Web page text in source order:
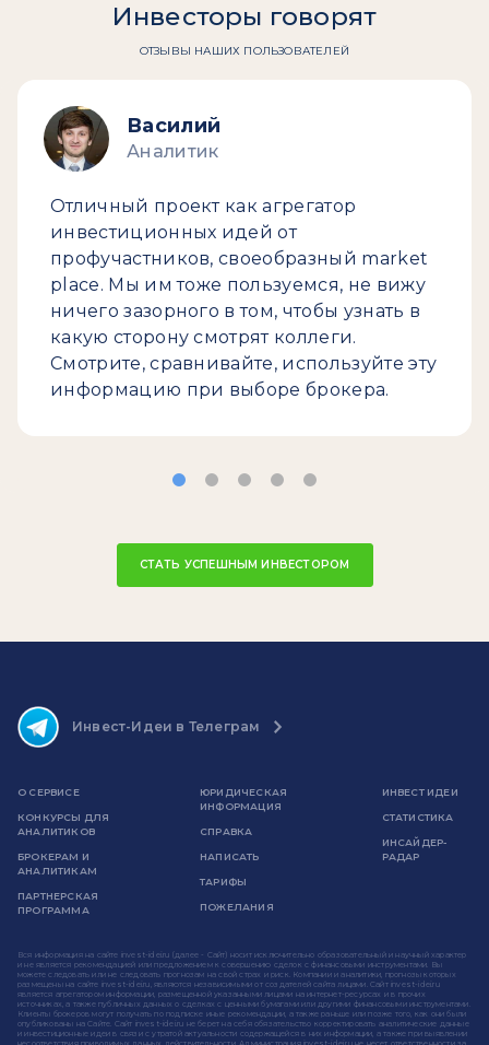
Инвесторы говорят
ОТЗЫВЫ НАШИХ ПОЛЬЗОВАТЕЛЕЙ
Василий
Аналитик
Отличный проект как агрегатор
инвестиционных идей от
профучастников, своеобразный market
place. Мы им тоже пользуемся, не вижу
ничего зазорного в том, чтобы узнать в
какую сторону смотрят коллеги.
Смотрите, сравнивайте, используйте эту
информацию при выборе брокера.
СТАТЬ УСПЕШНЫМ ИНВЕСТОРОМ
Инвест-Идеи в Телеграм
О СЕРВИСЕ
КОНКУРСЫ ДЛЯ
АНАЛИТИКОВ
БРОКЕРАМ И
АНАЛИТИКАМ
ПАРТНЕРСКАЯ
ПРОГРАММА
ЮРИДИЧЕСКАЯ
ИНФОРМАЦИЯ
СПРАВКА
НАПИСАТЬ
ТАРИФЫ
ПОЖЕЛАНИЯ
ИНВЕСТ ИДЕИ
СТАТИСТИКА
ИНСАЙДЕР-
РАДАР
Вся информация на сайте invest-idei.ru (далее - Сайт) носит исключительно образовательный и научный характер
и не является рекомендацией или предложением к совершению сделок с финансовыми инструментами. Вы
можете следовать или не следовать прогнозам на свой страх и риск. Компании и аналитики, прогнозы которых
размещены на сайте invest-idei.ru, являются независимыми от создателей сайта лицами. Сайт invest-idei.ru
является агрегатором информации, размещенной указанными лицами на интернет-ресурсах и в прочих
источниках, а также публичных данных о сделках с ценными бумагами или другими финансовыми инструментами.
Клиенты брокеров могут получать по подписке иные рекомендации, а также раньше или позже того, как они были
опубликованы на Сайте. Сайт invest-idei.ru не берет на себя обязательство корректировать аналитические данные
и инвестиционные идеи в связи с утратой актуальности содержащейся в них информации, а также при выявлении